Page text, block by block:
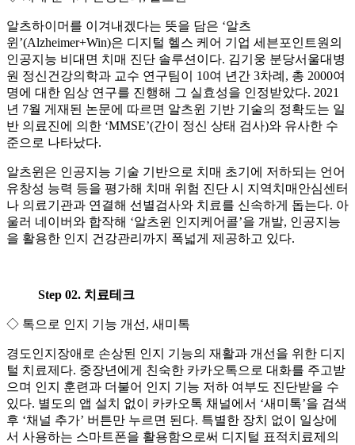
알츠하이머를 이겨내겠다는 뜻을 담은 ‘알츠
윈’(Alzheimer+Win)은 디지털 헬스 케어 기업 세븐포인트원의
인공지능 비대면 치매 진단 솔루션이다. 김기웅 분당서울대병
원 정신건강의학과 교수 연구팀이 10여 년간 3차례, 총 2000여
명에 대한 임상 연구를 진행해 그 실효성을 인정받았다. 2021
년 7월 게재된 논문에 따르면 알츠윈 기반 기술의 정확도는 일
반 의료진에 의한 ‘MMSE’(간이 정신 상태 검사)와 유사한 수
준으로 나타났다.
알츠윈은 인공지능 기술 기반으로 치매 초기에 저하되는 언어
유창성 능력 등을 평가해 치매 위험 진단 시 지역치매안심센터
나 의료기관과 연결해 선별검사와 치료를 신속하게 돕는다. 아
울러 네이버와 합작해 ‘알츠윈 인지케어콜’을 개발, 인공지능
을 활용한 인지 건강관리까지 폭넓게 제공하고 있다.
Step 02. 치료테크
◇ 톡으로 인지 기능 개선, 새미톡
경도인지장애로 손상된 인지 기능의 재활과 개선을 위한 디지
털 치료제다. 중장년에게 친숙한 카카오톡으로 대화를 주고받
으며 인지 훈련과 더불어 인지 기능 저하 여부도 진단받을 수
있다. 별도의 앱 설치 없이 카카오톡 채널에서 ‘새미톡’을 검색
후 ‘채널 추가’ 버튼만 누르면 된다. 특별한 장치 없이 일상에
서 사용하는 스마트폰을 활용함으로써 디지털 표적치료제의